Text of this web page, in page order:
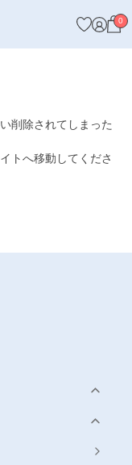
0
削除されてしまった
トへ移動してくださ